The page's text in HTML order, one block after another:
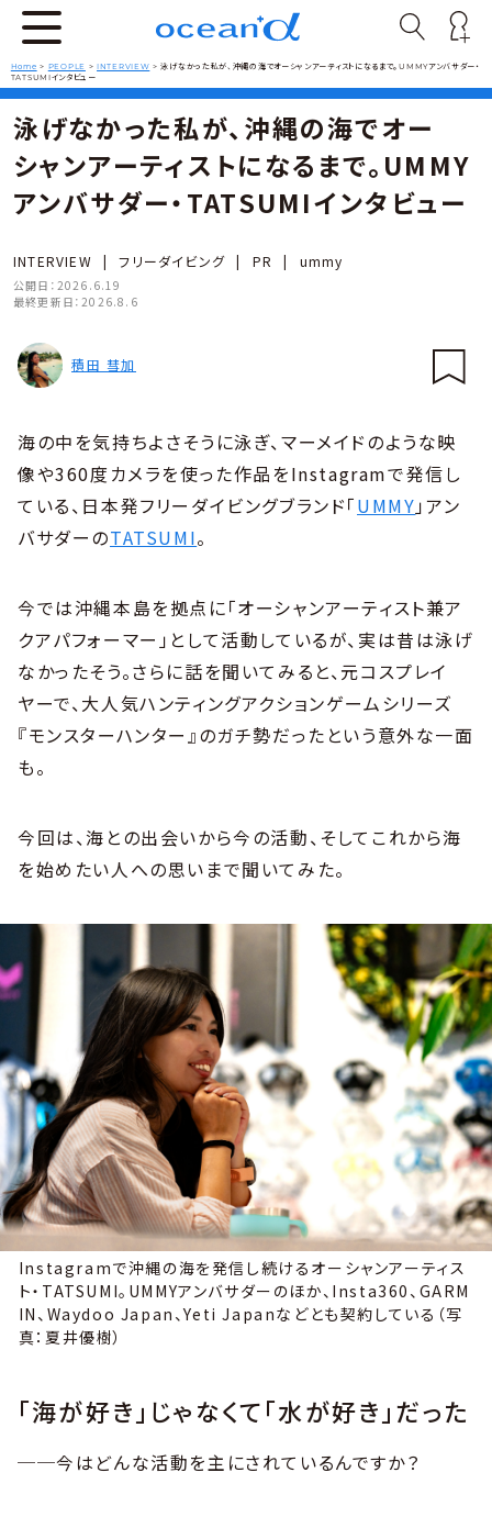
Home > PEOPLE >INTERVIEW >泳げなかった私が、沖縄の海でオーシャンアーティストになるまで。UMMYアンバサダー・
TATSUMIインタビュー
泳げなかった私が、沖縄の海でオー
シャンアーティストになるまで。UMMY
アンバサダー・TATSUMIインタビュー
INTERVIEW | フリーダイビング | PR | ummy
公開日： 2026.6.19
最終更新日： 2026.8.6
積田 彗加
海の中を気持ちよさそうに泳ぎ、マーメイドのような映
像や360度カメラを使った作品をInstagramで発信し
ている、日本発フリーダイビングブランド「UMMY 」アン
バサダーのTATSUMI。
今では沖縄本島を拠点に「オーシャンアーティスト兼ア
クアパフォーマー」として活動しているが、実は昔は泳げ
なかったそう。さらに話を聞いてみると、元コスプレイ
ヤーで、大人気ハンティングアクションゲームシリーズ
『モンスターハンター』のガチ勢だったという意外な一面
も。
今回は、海との出会いから今の活動、そしてこれから海
を始めたい人への思いまで聞いてみた。
Instagramで沖縄の海を発信し続けるオーシャンアーティス
ト・TATSUMI。UMMYアンバサダーのほか、Insta360、GARM
IN、Waydoo Japan、Yeti Japanなどとも契約している（写
真：夏井優樹）
「海が好き」じゃなくて「水が好き」だった
──今はどんな活動を主にされているんですか？